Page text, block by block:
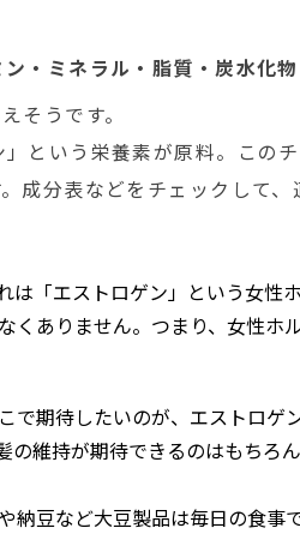
・ミネラル・脂質・炭水化
そうです。
という栄養素が原料。この
成分表などをチェックして、
「エストロゲン」という女性
ありません。つまり、女性ホ
期待したいのが、エストロゲ
維持が期待できるのはもちろ
豆など大豆製品は毎日の食事